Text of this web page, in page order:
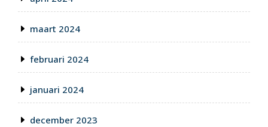
maart 2024
februari 2024
januari 2024
december 2023